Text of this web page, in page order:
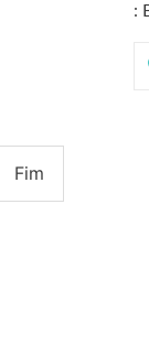
:
Fim